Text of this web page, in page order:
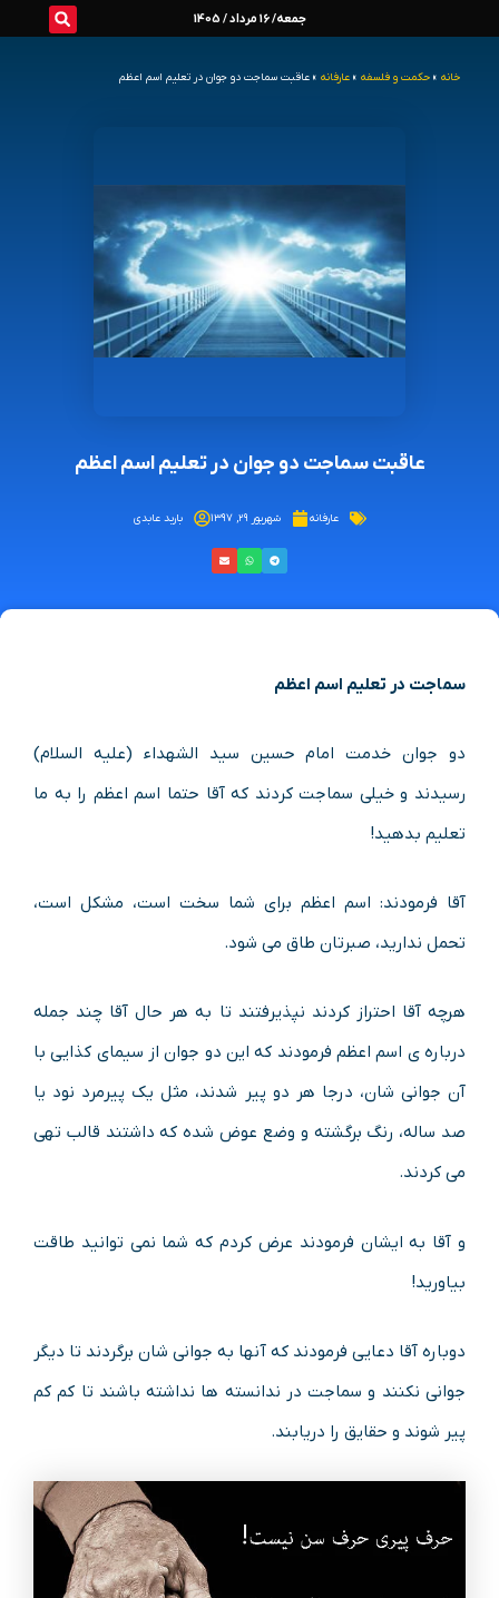
جمعه/ 16 مرداد / 1405
خانه » حکمت و فلسفه » عارفانه » عاقبت سماجت دو جوان در تعلیم اسم اعظم
عاقبت سماجت دو جوان در تعلیم اسم اعظم
عارفانه شهریور ۲۹, ۱۳۹۷ باربد عابدی
سماجت در تعلیم اسم اعظم
دو جوان خدمت امام حسین سید الشهداء (علیه السلام)
رسیدند و خیلی سماجت کردند که آقا حتما اسم اعظم را به ما
تعلیم بدهید!
آقا فرمودند: اسم اعظم برای شما سخت است، مشکل است،
تحمل ندارید، صبرتان طاق می شود.
هرچه آقا احتراز کردند نپذیرفتند تا به هر حال آقا چند جمله
درباره ی اسم اعظم فرمودند که این دو جوان از سیمای کذایی با
آن جوانی شان، درجا هر دو پیر شدند، مثل یک پیرمرد نود یا
صد ساله، رنگ برگشته و وضع عوض شده که داشتند قالب تهی
می کردند.
و آقا به ایشان فرمودند عرض کردم که شما نمی توانید طاقت
بیاورید!
دوباره آقا دعایی فرمودند که آنها به جوانی شان برگردند تا دیگر
جوانی نکنند و سماجت در ندانسته ها نداشته باشند تا کم کم
پیر شوند و حقایق را دریابند.